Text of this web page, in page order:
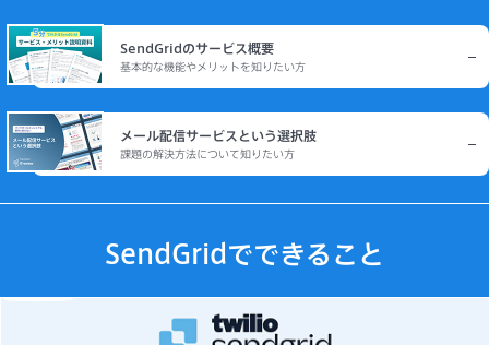
SendGridのサービス概要
基本的な機能やメリットを知りたい方
メール配信サービスという選択肢
課題の解決方法について知りたい方
SendGridでできること